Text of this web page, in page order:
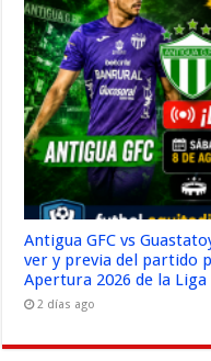
Antigua GFC vs
ver y previa del partido
Apertura 2026 de la
2 días ago